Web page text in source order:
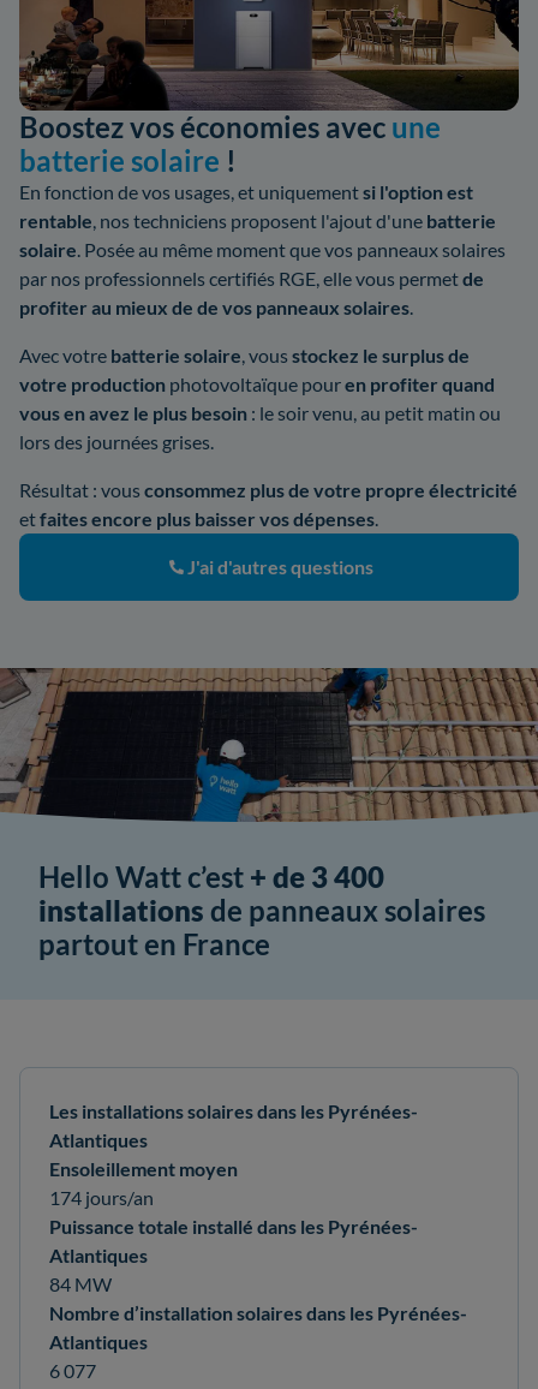
Boostez vos économies avec une
batterie solaire !
En fonction de vos usages, et uniquementsi l'option est
rentable, nos techniciens proposent l'ajout d'une batterie
solaire. Posée au même moment que vos panneaux solaires
par nos professionnels certifiés RGE, elle vous permetde
profiter au mieux de de vos panneaux solaires.
Avec votre batterie solaire, vous stockez le surplus de
votre production photovoltaïque pouren profiter quand
vous en avez le plus besoin : le soir venu, au petit matin ou
lors des journées grises.
Résultat : vous consommez plus de votre propre électricité
etfaites encore plus baisser vos dépenses.
J'ai d'autres questions
Hello Watt c’est + de 3 400
installations de panneaux solaires
partout en France
Les installations solaires dans les Pyrénées-
Atlantiques
Ensoleillement moyen
174 jours/an
Puissance totale installé dans les Pyrénées-
Atlantiques
84 MW
Nombre d’installation solaires dans les Pyrénées-
Atlantiques
6 077